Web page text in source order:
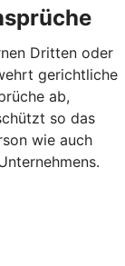
Dritten oder
gerichtliche
ab,
so das
wie auch